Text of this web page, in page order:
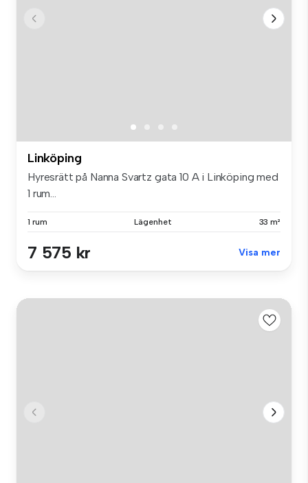
Linköping
Hyresrätt på Nanna Svartz gata 10 A i Linköping med
1 rum...
1 rum Lägenhet 33 m²
7 575 kr Visa mer